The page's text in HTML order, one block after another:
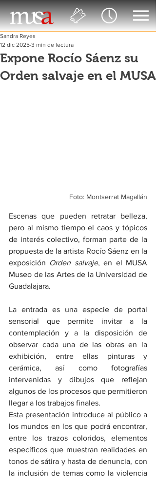
Expone Rocío Sáenz su
Orden salvaje en el MUSA
Sandra Reyes
12 dic 2025 3 min de lectura
Foto: Montserrat Magallán
Escenas que pueden retratar belleza,
pero al mismo tiempo el caos y tópicos
de interés colectivo, forman parte de la
propuesta de la artista Rocío Sáenz en la
exposición Orden salvaje, en el MUSA
Museo de las Artes de la Universidad de
Guadalajara.
La entrada es una especie de portal
sensorial que permite invitar a la
contemplación y a la disposición de
observar cada una de las obras en la
exhibición, entre ellas pinturas y
cerámica, así como fotografías
intervenidas y dibujos que reflejan
algunos de los procesos que permitieron
llegar a los trabajos finales.
Esta presentación introduce al público a
los mundos en los que podrá encontrar,
entre los trazos coloridos, elementos
específicos que muestran realidades en
tonos de sátira y hasta de denuncia, con
la inclusión de temas como la violencia